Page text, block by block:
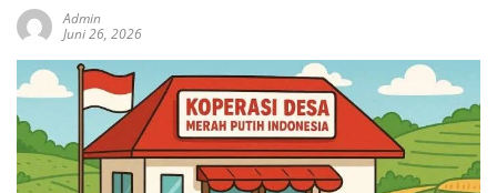
Admin
Juni 26, 2026